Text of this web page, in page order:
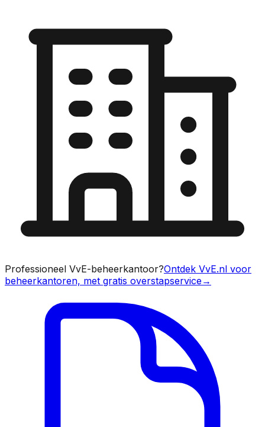
Professioneel VvE-beheerkantoor?Ontdek VvE.nl voor
beheerkantoren, met gratis overstapservice→